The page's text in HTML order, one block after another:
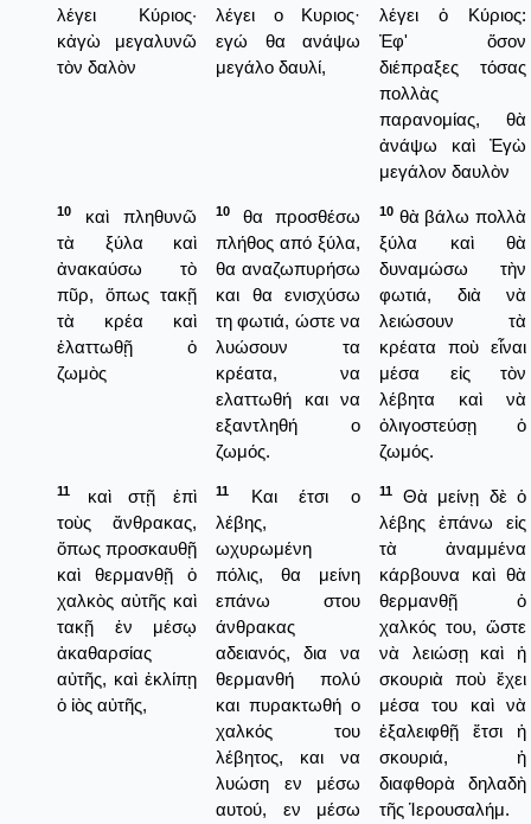
λέγει Κύριος·
κἀγὼ μεγαλυνῶ
τὸν δαλὸν
λέγει ο Κυριος·
εγώ θα ανάψω
μεγάλο δαυλί,
λέγει ὁ Κύριος:
Ἐφ' ὅσον
διέπραξες τόσας
πολλὰς
παρανομίας, θὰ
ἀνάψω καὶ Ἐγὼ
μεγάλον δαυλὸν
10
καὶ πληθυνῶ
τὰ ξύλα καὶ
ἀνακαύσω τὸ
πῦρ, ὅπως τακῇ
τὰ κρέα καὶ
ἐλαττωθῇ ὁ
ζωμὸς
10
θα προσθέσω
πλήθος από ξύλα,
θα αναζωπυρήσω
και θα ενισχύσω
τη φωτιά, ώστε να
λυώσουν τα
κρέατα, να
ελαττωθή και να
εξαντληθή ο
ζωμός.
10 θὰ βάλω πολλὰ
ξύλα καὶ θὰ
δυναμώσω τὴν
φωτιά, διὰ νὰ
λειώσουν τὰ
κρέατα ποὺ εἶναι
μέσα εἰς τὸν
λέβητα καὶ νὰ
ὀλιγοστεύσῃ ὁ
ζωμός.
11
καὶ στῇ ἐπὶ
τοὺς ἄνθρακας,
ὅπως προσκαυθῇ
καὶ θερμανθῇ ὁ
χαλκὸς αὐτῆς καὶ
τακῇ ἐν μέσῳ
ἀκαθαρσίας
αὐτῆς, καὶ ἐκλίπῃ
ὁ ἰὸς αὐτῆς,
11
Και έτσι ο
λέβης,
ωχυρωμένη
πόλις, θα μείνη
επάνω στου
άνθρακας
αδειανός, δια να
θερμανθή πολύ
και πυρακτωθή ο
χαλκός του
λέβητος, και να
λυώση εν μέσω
αυτού, εν μέσω
11
Θὰ μείνῃ δὲ ὁ
λέβης ἐπάνω εἰς
τὰ ἀναμμένα
κάρβουνα καὶ θὰ
θερμανθῇ ὁ
χαλκός του, ὥστε
νὰ λειώσῃ καὶ ἡ
σκουριὰ ποὺ ἔχει
μέσα του καὶ νὰ
ἐξαλειφθῇ ἔτσι ἡ
σκουριά, ἡ
διαφθορὰ δηλαδὴ
τῆς Ἱερουσαλήμ.